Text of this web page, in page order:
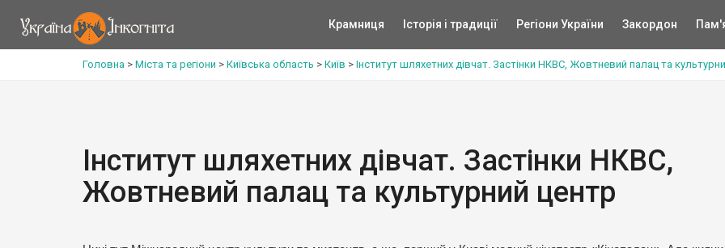
Крамниця Історія і традиції Регіони України Закордон
Головна > Міста та регіони > Київська область > Київ > Інститут шляхетних дівчат. Застінки НКВС, Жовтневий палац та
Інститут шляхетних дівчат. Застінки НКВС,
Жовтневий палац та культурний центр